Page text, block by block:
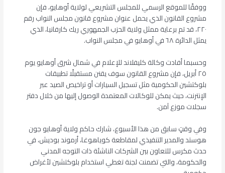
ووفقًا للموقع الرسمي للمجلس التشريعي لولاية أوهايو، فإن
مشروع القانون الذي يحمل عنوان مشروع قانون مجلس النواب رقم
٢٢٠، قد تم برعاية ممثل ولاية الحزب الجمهوري ريك كارفانيا، الذي
يمثل الدائرة ٦٨ في أوهايو في مجلس النواب.
وحسبما أفادت وكالة كليفلاند للإعلام في شمال شرق أوهايو يوم
٢٥ أبريل، فإن مشروع القانون سوف يقنن مستقبلًا تطبيقات
بلوكتشين الحكومية مثل تسجيل السيارات أو تراخيص الصيد عبر
الإنترنت، حيث يمكن للوكالات المعتمدة الوصول إليها من خلال دفتر
سجلات موزع آمن.
وفي وقتٍ سابق من هذا الأسبوع، شارك حاكم ولاية أوهايو جون
هوستد والمدير التنفيذي لمقاطعة كوياهوغا، أرموند بوديش، في
حدث مكرس للتعاون بين الشركات الناشئة ذات التوجه المدني
والحكومة، والتي تضمنت لجنة تغطي استخدام بلوكتشين لأغراض